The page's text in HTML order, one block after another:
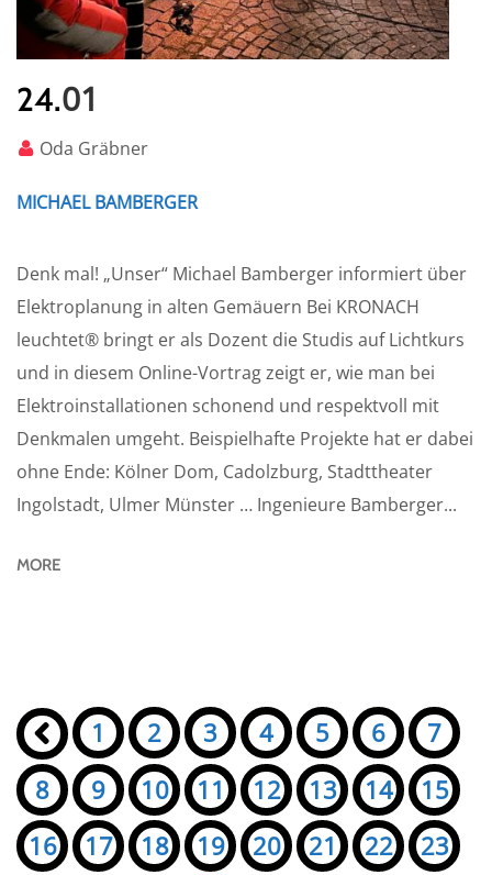
24.01
Oda Gräbner
MICHAEL BAMBERGER
Denk mal! „Unser“ Michael Bamberger informiert über
Elektroplanung in alten Gemäuern Bei KRONACH
leuchtet® bringt er als Dozent die Studis auf Lichtkurs
und in diesem Online-Vortrag zeigt er, wie man bei
Elektroinstallationen schonend und respektvoll mit
Denkmalen umgeht. Beispielhafte Projekte hat er dabei
ohne Ende: Kölner Dom, Cadolzburg, Stadttheater
Ingolstadt, Ulmer Münster … Ingenieure Bamberger...
MORE
Seiten:
« 1 2 3 4 5 6
7
8
9 10 11 12 13 14
15
16
17 18 19 20 21 22
23